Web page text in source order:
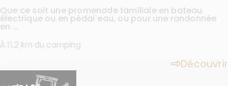
Que ce soit une promenade familiale en bateau
électrique ou en pédal`eau, ou pour une randonnée
en ...
À 11,2 km du camping
Découvrir